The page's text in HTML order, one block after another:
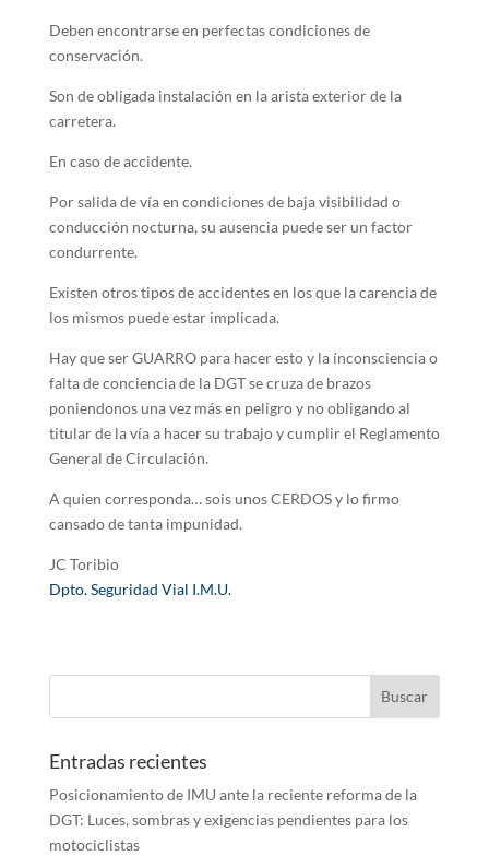
Deben encontrarse en perfectas condiciones de
conservación.
Son de obligada instalación en la arista exterior de la
carretera.
En caso de accidente.
Por salida de vía en condiciones de baja visibilidad o
conducción nocturna, su ausencia puede ser un factor
condurrente.
Existen otros tipos de accidentes en los que la carencia de
los mismos puede estar implicada.
Hay que ser GUARRO para hacer esto y la ínconsciencia o
falta de conciencia de la DGT se cruza de brazos
poniendonos una vez más en peligro y no obligando al
titular de la vía a hacer su trabajo y cumplir el Reglamento
General de Circulación.
A quien corresponda… sois unos CERDOS y lo firmo
cansado de tanta impunidad.
JC Toribio
Dpto. Seguridad Vial I.M.U.
Entradas recientes
Posicionamiento de IMU ante la reciente reforma de la
DGT: Luces, sombras y exigencias pendientes para los
motociclistas